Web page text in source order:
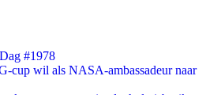
#1978
cup wil als NASA-ambassadeur naar